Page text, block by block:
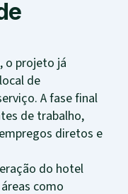
o projeto já
de
A fase final
de trabalho,
diretos e
do hotel
como